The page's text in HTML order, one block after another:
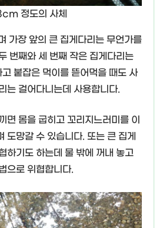
정도의 사체
가장 앞의 큰 집게다리는 무언가를
번째와 세 번째 작은 집게다리는
붙잡은 먹이를 뜯어먹을 때도 사
는 걸어다니는데 사용합니다.
면 몸을 굽히고 꼬리지느러미를 이
도망갈 수 있습니다. 또는 큰 집게
하기도 하는데 물 밖에 꺼내 놓고
으로 위협합니다.